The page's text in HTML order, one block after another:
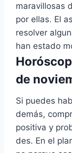
maravillosas
por ellas. El
resolver
han estado
de
Si puedes
demás,
positiva y
des. En el